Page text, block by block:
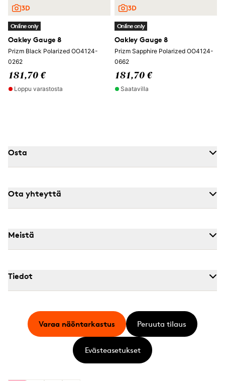
Online only
Oakley Gauge 8
Prizm Black Polarized OO4124-
0262
181,70 €
Loppu varastosta
Online only
Oakley Gauge 8
Prizm Sapphire Polarized OO4124-
0662
181,70 €
Saatavilla
Osta
Ota yhteyttä
Meistä
Tiedot
Varaa näöntarkastus Peruuta tilaus
Evästeasetukset